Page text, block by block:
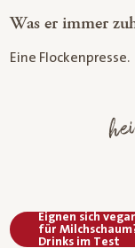
Was er immer
Eine Flockenpresse.
Eignen sich
für
Drinks im Test